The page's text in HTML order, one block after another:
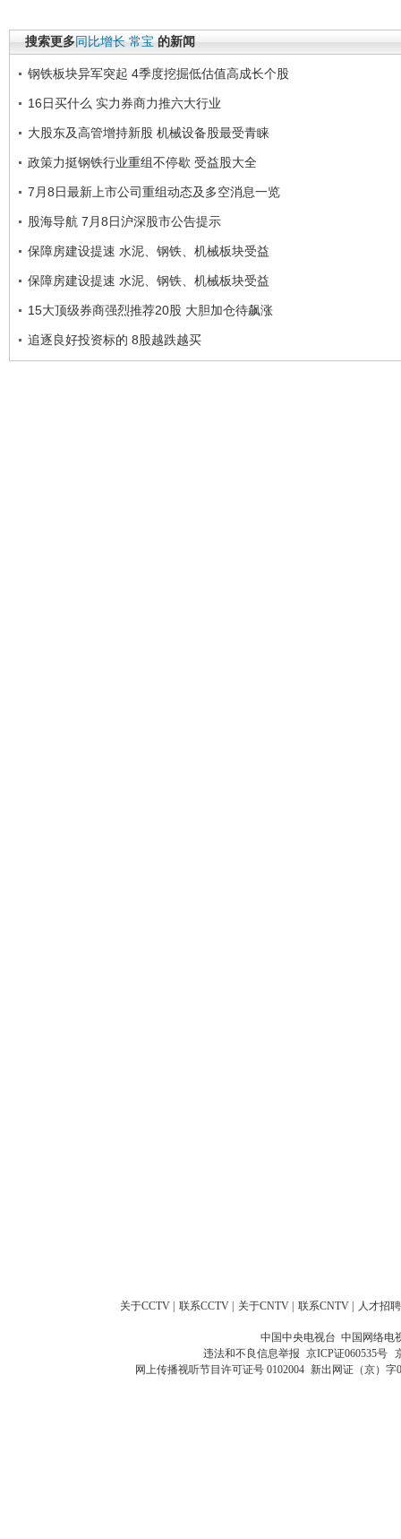
搜索更多同比增长 常宝 的新闻
钢铁板块异军突起 4季度挖掘低估值高成长个股
16日买什么 实力券商力推六大行业
大股东及高管增持新股 机械设备股最受青睐
政策力挺钢铁行业重组不停歇 受益股大全
7月8日最新上市公司重组动态及多空消息一览
股海导航 7月8日沪深股市公告提示
保障房建设提速 水泥、钢铁、机械板块受益
保障房建设提速 水泥、钢铁、机械板块受益
15大顶级券商强烈推荐20股 大胆加仓待飙涨
追逐良好投资标的 8股越跌越买
关于CCTV 联系CCTV 关于CNTV 联系CNTV 人才招聘
中国中央电视台 中国网络电
违法和不良信息举报 京ICP证060535号
网上传播视听节目许可证号 0102004 新出网证（京）